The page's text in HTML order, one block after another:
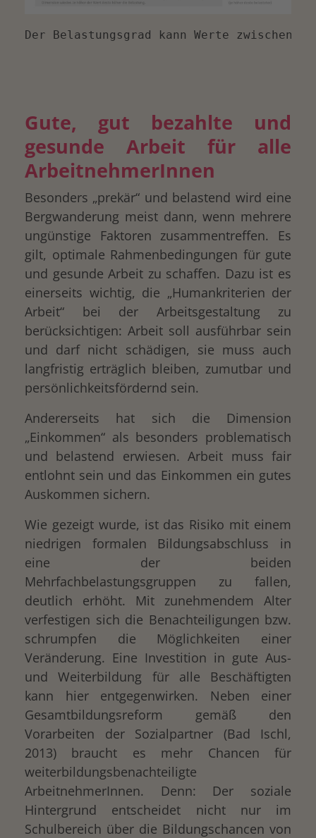
Der Belastungsgrad kann Werte
Gute, gut bezahlte und
gesunde Arbeit für alle
ArbeitnehmerInnen
Besonders „prekär“ und belastend wird eine
Bergwanderung meist dann, wenn mehrere
ungünstige Faktoren zusammentreffen. Es
gilt, optimale Rahmenbedingungen für gute
und gesunde Arbeit zu schaffen. Dazu ist es
einerseits wichtig, die „Humankriterien der
Arbeit“ bei der Arbeitsgestaltung zu
berücksichtigen: Arbeit soll ausführbar sein
und darf nicht schädigen, sie muss auch
langfristig erträglich bleiben, zumutbar und
persönlichkeitsfördernd sein.
Andererseits hat sich die Dimension
„Einkommen“ als besonders problematisch
und belastend erwiesen. Arbeit muss fair
entlohnt sein und das Einkommen ein gutes
Auskommen sichern.
Wie gezeigt wurde, ist das Risiko mit einem
niedrigen formalen Bildungsabschluss in
eine der beiden
Mehrfachbelastungsgruppen zu fallen,
deutlich erhöht. Mit zunehmendem Alter
verfestigen sich die Benachteiligungen bzw.
schrumpfen die Möglichkeiten einer
Veränderung. Eine Investition in gute Aus-
und Weiterbildung für alle Beschäftigten
kann hier entgegenwirken. Neben einer
Gesamtbildungsreform gemäß den
Vorarbeiten der Sozialpartner (Bad Ischl,
2013) braucht es mehr Chancen für
weiterbildungsbenachteiligte
ArbeitnehmerInnen. Denn: Der soziale
Hintergrund entscheidet nicht nur im
Schulbereich über die Bildungschancen von